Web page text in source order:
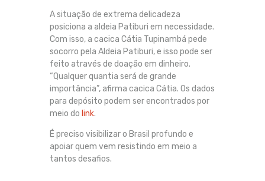
A situação de extrema delicadeza
posiciona a aldeia Patiburi em necessidade.
Com isso, a cacica Cátia Tupinambá pede
socorro pela Aldeia Patiburi, e isso pode ser
feito através de doação em dinheiro.
“Qualquer quantia será de grande
importância”, afirma cacica Cátia. Os dados
para depósito podem ser encontrados por
meio do link.
É preciso visibilizar o Brasil profundo e
apoiar quem vem resistindo em meio a
tantos desafios.